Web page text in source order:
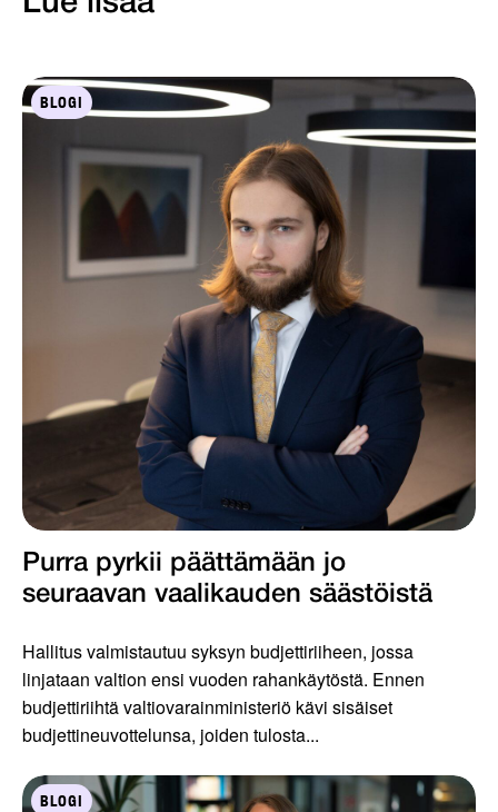
BLOGI
Purra pyrkii päättämään jo
seuraavan vaalikauden säästöistä
Hallitus valmistautuu syksyn budjettiriiheen, jossa
linjataan valtion ensi vuoden rahankäytöstä. Ennen
budjettiriihtä valtiovarainministeriö kävi sisäiset
budjettineuvottelunsa, joiden tulosta...
BLOGI